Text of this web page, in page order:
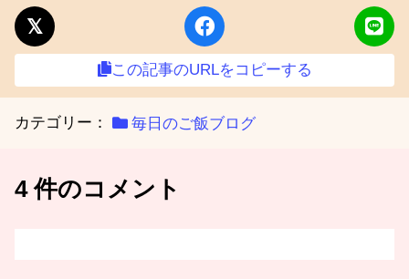
この記事のURLをコピーする
カテゴリー： 毎日のご飯ブログ
4 件のコメント